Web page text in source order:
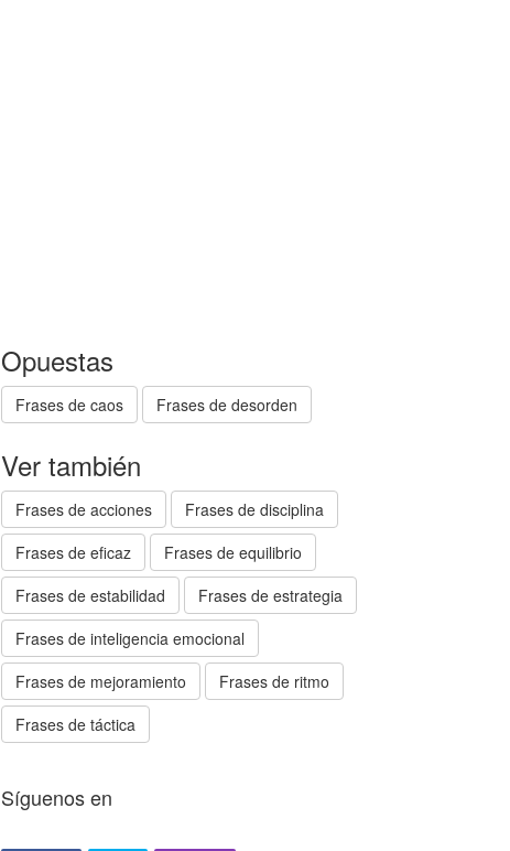
Opuestas
Frases de caos Frases de desorden
Ver también
Frases de acciones
Frases de disciplina
Frases de eficaz
Frases de equilibrio
Frases de estabilidad
Frases de estrategia
Frases de inteligencia emocional
Frases de mejoramiento
Frases de ritmo
Frases de táctica
Síguenos en